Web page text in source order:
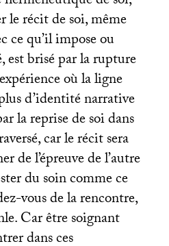
le récit de soi, même
ce qu’il impose ou
est brisé par la rupture
où la ligne
d’identité narrative
la reprise de soi dans
car le récit sera
de l’épreuve de l’autre
du soin comme ce
vous de la rencontre,
Car être soignant
dans ces